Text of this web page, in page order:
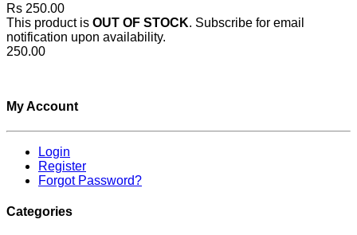
Rs 250.00
This product is OUT OF STOCK. Subscribe for email
notification upon availability.
250.00
My Account
Login
Register
Forgot Password?
Categories